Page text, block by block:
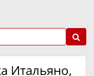
Итальяно,